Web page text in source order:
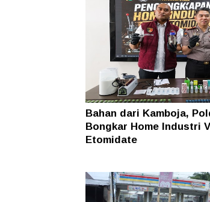
Bahan dari Kamboja,
Bongkar Home Industri
Etomidate